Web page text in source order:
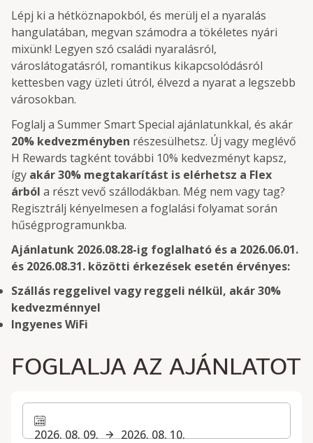
Lépj ki a hétköznapokból, és merülj el a nyaralás
hangulatában, megvan számodra a tökéletes nyári
mixünk! Legyen szó családi nyaralásról,
városlátogatásról, romantikus kikapcsolódásról
kettesben vagy üzleti útról, élvezd a nyarat a legszebb
városokban.
Foglalj a Summer Smart Special ajánlatunkkal, és akár
20% kedvezményben részesülhetsz. Új vagy meglévő
H Rewards tagként további 10% kedvezményt kapsz,
így akár 30% megtakarítást is elérhetsz a Flex
árból a részt vevő szállodákban. Még nem vagy tag?
Regisztrálj kényelmesen a foglalási folyamat során
hűségprogramunkba.
Ajánlatunk 2026.08.28-ig foglalható és a 2026.06.01.
és 2026.08.31. közötti érkezések esetén érvényes:
Szállás reggelivel vagy reggeli nélkül, akár 30%
kedvezménnyel
Ingyenes WiFi
FOGLALJA AZ AJÁNLATOT
2026. 08. 09.
2026. 08. 10.